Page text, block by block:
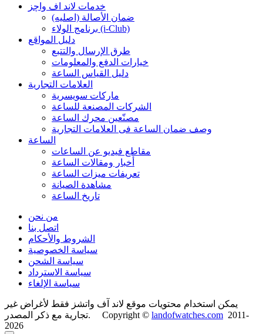
خدمات لاند اف واچز
ضمان الأصالة (اصلیه)
برنامج الولاء (i-Club)
دليل المواقع
طرق الإرسال والتتبع
خيارات الدفع والمعلومات
دليل القياس الساعة
العلامات التجارية
ماركات سويسرية
الشركات المصنعة للساعة
مصنّعين محرك الساعة
وصف ضمان الساعة فی العلامات التجارية
الساعة
مقاطع فيديو عن الساعات
أخبار ومقالات الساعة
تعريفات ميزات الساعة
مشاهدة الصيانة
تاريخ الساعة
من نحن
اتصل بنا
الشروط والأحكام
سياسة الخصوصية
سياسة الشحن
سياسة الاسترداد
سياسة الإلغاء
يمكن استخدام محتويات موقع لاند آف واتشز فقط لأغراض غير
تجارية مع ذكر المصدر. Copyright © landofwatches.com 2011-
2026